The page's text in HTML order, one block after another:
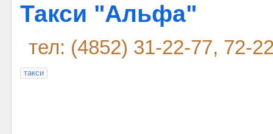
Такси "Альфа"
тел: (4852) 31-22-77, 72-
такси